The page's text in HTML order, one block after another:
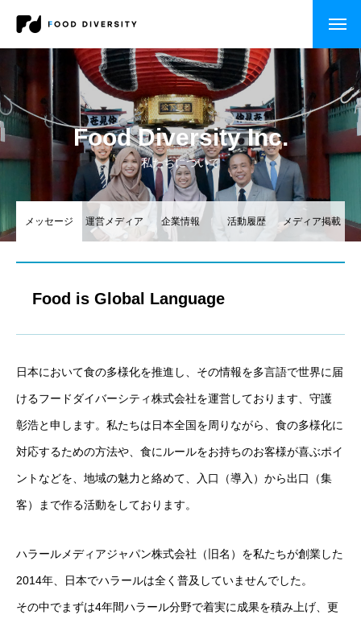
コンサルティング
企業の方へ
自治体・行政の方へ
CASE STUDY
企業事例
自治体事例
FoodDiversity.today
Muslim Friendly Infomation
キャリアダイバーシティ
日本素食餐廳攻略
Food Diversity Inc.
私たちについて
メッセージ 運営メディア 企業情報 活動履歴 メディア掲載
Food is Global Language
日本において食の多様化を推進し、その情報を多言語で世界に届
けるフードダイバーシティ株式会社を運営しております、守護
彰浩と申します。私たちは日本全国を周りながら、食の多様化に
対応するための方法や、食にルールをお持ちのお客様が喜ぶポイ
ントなどを、地域の魅力と絡めて、入口（導入）から出口（集
客）まで作る活動をしております。
ハラールメディアジャパン株式会社（旧名）を私たちが創業した
2014年、日本でハラールは全く普及していませんでした。
その中でまずは4年間ハラール分野で着実に成果を積み上げ、更